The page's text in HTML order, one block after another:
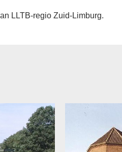
LLTB-regio Zuid-Limburg.